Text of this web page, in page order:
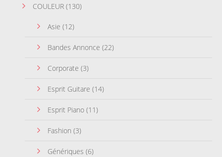
COULEUR (130)
Asie (12)
Bandes Annonce (22)
Corporate (3)
Esprit Guitare (14)
Esprit Piano (11)
Fashion (3)
Génériques (6)